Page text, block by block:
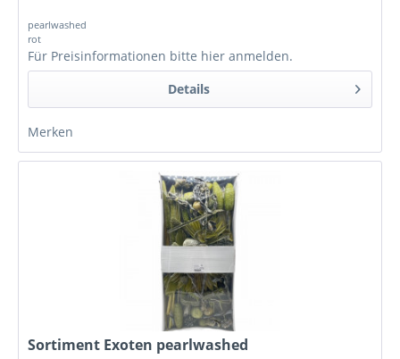
pearlwashed
rot
Für Preisinformationen bitte hier anmelden.
Details
Merken
Sortiment Exoten pearlwashed